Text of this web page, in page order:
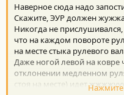
Наверное сюда надо
Скажите, ЭУР должен
Никогда не
что на каждом повороте
на месте стыка рулевого
Даже ногой левой на ковре
отклонении медленном
стоя на месте) идетНажмите